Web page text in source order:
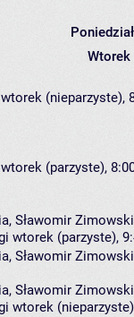
Wtorek
(nieparzyste),
(parzyste),
Sławomir Zimowski
wtorek (parzyste),
, Sławomir Zimowski
Sławomir Zimowski
wtorek